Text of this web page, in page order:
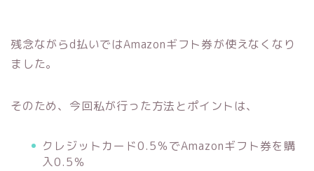
残念ながらd払いではAmazonギフト券が使えなくなり
ました。
そのため、今回私が行った方法とポイントは、
クレジットカード0.5％でAmazonギフト券を購
入0.5％